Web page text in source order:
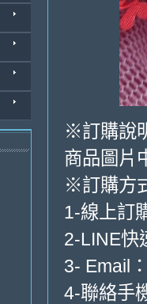
※訂購說
商品圖片
※訂購方
1-線上訂
2-LINE快
3- Email
4-聯絡手